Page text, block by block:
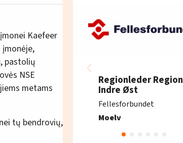
Kaefeer
pastolių
NSE
metams
tų bendrovių,
Regionleder Region
Indre Øst
Fellesforbundet
Moelv